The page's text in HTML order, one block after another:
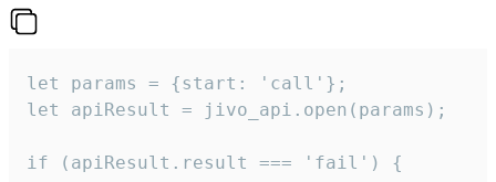
let params = {start: 'call'};
let apiResult = jivo_api.open(params);
if (apiResult.result === 'fail') {